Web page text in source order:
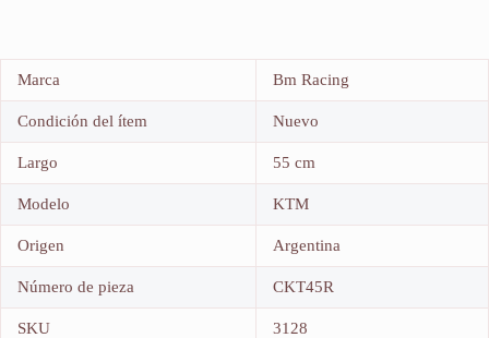
Marca Bm Racing
Condición del ítem Nuevo
Largo 55 cm
Modelo KTM
Origen Argentina
Número de pieza CKT45R
SKU 3128